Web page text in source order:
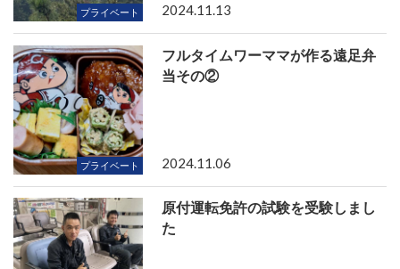
プライベート 2024.11.13
プライベート
フルタイムワーママが作る遠足弁
当その②
2024.11.06
原付運転免許の試験を受験しまし
た